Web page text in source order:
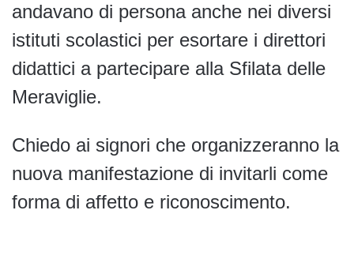
andavano di persona anche nei diversi
istituti scolastici per esortare i direttori
didattici a partecipare alla Sfilata delle
Meraviglie.
Chiedo ai signori che organizzeranno la
nuova manifestazione di invitarli come
forma di affetto e riconoscimento.